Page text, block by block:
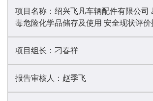
项目名称： 绍兴飞凡车辆配件有限公司
毒危险化学品储存及使用 安全现状评价
项目组长： 刁春祥
报告审核人： 赵季飞